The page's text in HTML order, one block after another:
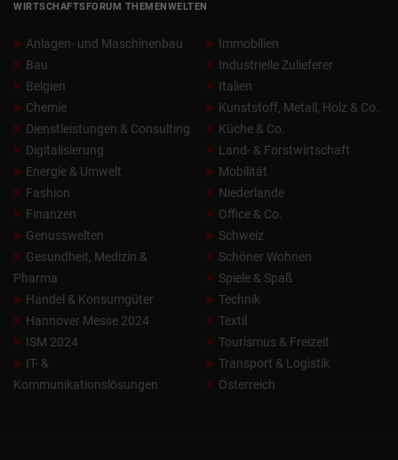
WIRTSCHAFTSFORUM THEMENWELTEN
Anlagen- und Maschinenbau
Bau
Belgien
Chemie
Dienstleistungen & Consulting
Digitalisierung
Energie & Umwelt
Fashion
Finanzen
Genusswelten
Gesundheit, Medizin &
Pharma
Handel & Konsumgüter
Hannover Messe 2024
ISM 2024
IT- &
Kommunikationslösungen
Immobilien
Industrielle Zulieferer
Italien
Kunststoff, Metall, Holz & Co.
Küche & Co.
Land- & Forstwirtschaft
Mobilität
Niederlande
Office & Co.
Schweiz
Schöner Wohnen
Spiele & Spaß
Technik
Textil
Tourismus & Freizeit
Transport & Logistik
Österreich